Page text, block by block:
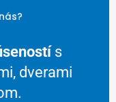
s
dverami